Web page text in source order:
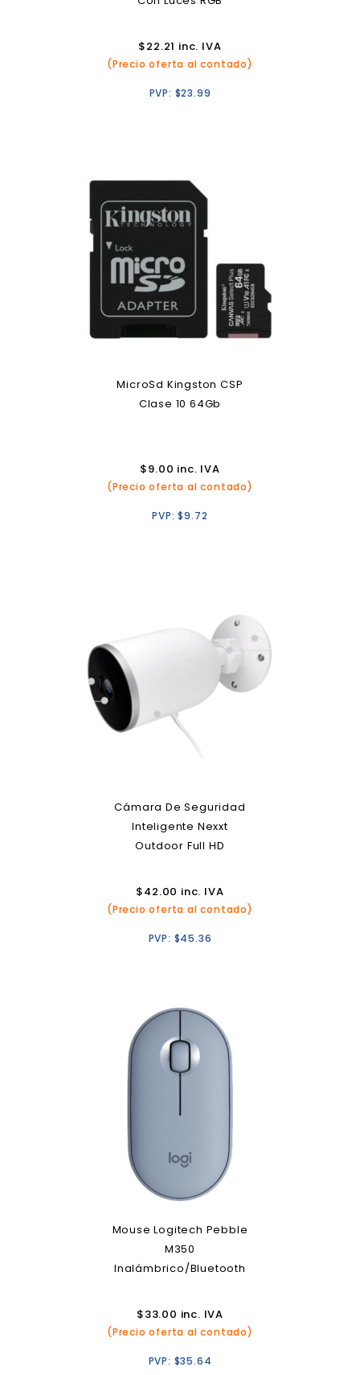
$22.21 inc. IVA
(Precio oferta al contado)
PVP: $23.99
MicroSd Kingston CSP
Clase 10 64Gb
$9.00 inc. IVA
(Precio oferta al contado)
PVP:$9.72
Cámara De Seguridad
Inteligente Nexxt
Outdoor Full HD
$42.00 inc. IVA
(Precio oferta al contado)
PVP: $45.36
Mouse Logitech Pebble
M350
Inalámbrico/Bluetooth
$33.00 inc. IVA
(Precio oferta al contado)
PVP: $35.64